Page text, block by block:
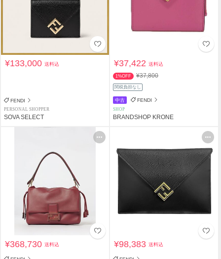
¥133,000送料込
FENDI
PERSONAL SHOPPER
SOVA SELECT
¥37,422送料込
1%OFF ¥37,800
関税負担なし
中古 FENDI
SHOP
BRANDSHOP KRONE
¥368,730送料込 ¥98,383送料込